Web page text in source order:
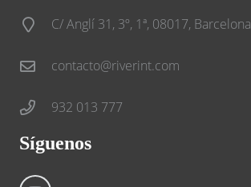
C/ Anglí 31, 3º, 1ª, 08017, Barcelona
contacto@riverint.com
932 013 777
Síguenos